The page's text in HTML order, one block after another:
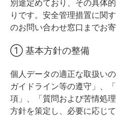
別途定めており、その具体
りです。安全管理措置に関
のお問い合わせ窓口までお寄
① 基本方針の整備
個人データの適正な取扱い
ガイドライン等の遵守」、
項」、「質問および苦情処
方針を策定し、必要に応じて